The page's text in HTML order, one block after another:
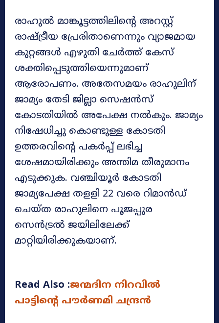
രാഹുൽ മാങ്കൂട്ടത്തിലിന്റെ അറസ്റ്റ്
രാഷ്ട്രീയ പ്രേരിതാണെന്നും വ്യാജമായ
കുറ്റങ്ങൾ എഴുതി ചേർത്ത് കേസ്
ശക്തിപ്പെടുത്തിയെന്നുമാണ്
ആരോപണം. അതേസമയം രാഹുലിന്
ജാമ്യം തേടി ജില്ലാ സെഷൻസ്
കോടതിയിൽ അപേക്ഷ നൽകും. ജാമ്യം
നിഷേധിച്ചു കൊണ്ടുള്ള കോടതി
ഉത്തരവിന്റെ പകർപ്പ് ലഭിച്ച
ശേഷമായിരിക്കും അന്തിമ തീരുമാനം
എടുക്കുക. വഞ്ചിയൂർ കോടതി
ജാമ്യപേക്ഷ തളളി 22 വരെ റിമാൻഡ്
ചെയ്ത രാഹുലിനെ പൂജപ്പുര
സെൻട്രൽ ജയിലിലേക്ക്
മാറ്റിയിരിക്കുകയാണ്.
Read Also :ജന്മദിന നിറവിൽ
പാട്ടിന്റെ പൗർണമി ചന്ദ്രൻ